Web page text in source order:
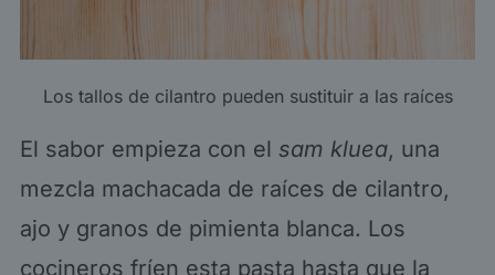
Los tallos de cilantro pueden sustituir a las raíces
El sabor empieza con el sam kluea, una
mezcla machacada de raíces de cilantro,
ajo y granos de pimienta blanca. Los
cocineros fríen esta pasta hasta que la